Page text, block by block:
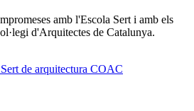
amb l'Escola Sert i amb els
d'Arquitectes de Catalunya.